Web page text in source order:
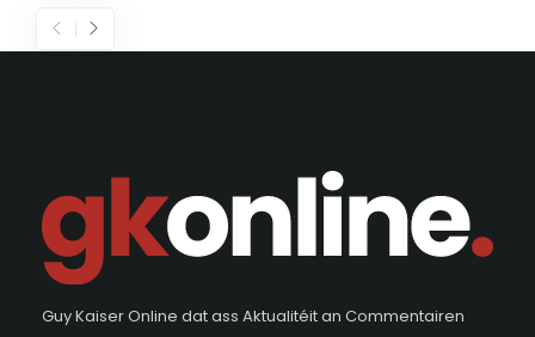
Guy Kaiser Online dat ass Aktualitéit an Commentairen